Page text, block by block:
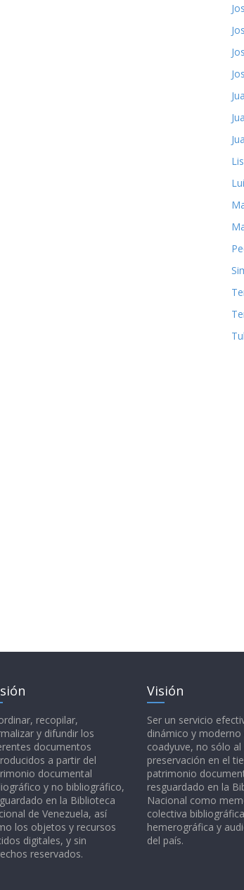
recopilar,
y difundir los
documentos
a partir del
documental
y no bibliográfico,
en la Biblioteca
de Venezuela, así
los objetos y recursos
digitales, y sin
reservados.
Visión
Ser un servicio
dinámico y moderno
coadyuve, no sólo al
preservación en el
patrimonio
resguardado en la
Nacional como
colectiva
hemerográfica y
del país.